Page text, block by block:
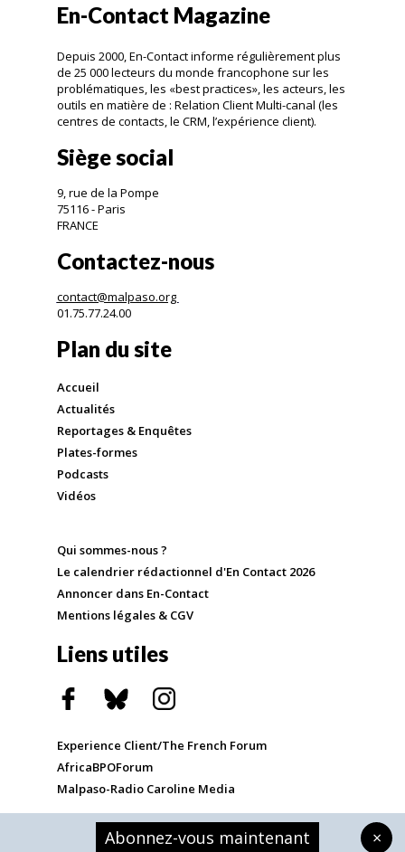
En-Contact Magazine
Depuis 2000, En-Contact informe régulièrement plus
de 25 000 lecteurs du monde francophone sur les
problématiques, les «best practices», les acteurs, les
outils en matière de : Relation Client Multi-canal (les
centres de contacts, le CRM, l’expérience client).
Siège social
9, rue de la Pompe
75116 - Paris
FRANCE
Contactez-nous
contact@malpaso.org
01.75.77.24.00
Plan du site
Accueil
Actualités
Reportages & Enquêtes
Plates-formes
Podcasts
Vidéos
Qui sommes-nous ?
Le calendrier rédactionnel d'En Contact 2026
Annoncer dans En-Contact
Mentions légales & CGV
Liens utiles
Experience Client/The French Forum
AfricaBPOForum
Malpaso-Radio Caroline Media
Abonnez-vous maintenant ×